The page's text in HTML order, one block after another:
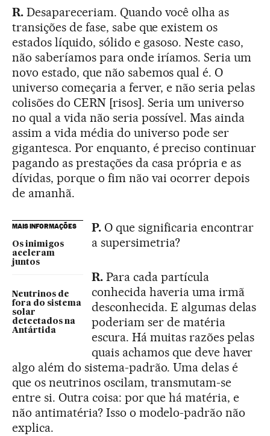
R.Desapareceriam. Quando você olha as
transições de fase, sabe que existem os
estados líquido, sólido e gasoso. Neste caso,
não saberíamos para onde iríamos. Seria um
novo estado, que não sabemos qual é. O
universo começaria a ferver, e não seria pelas
colisões do CERN [risos]. Seria um universo
no qual a vida não seria possível. Mas ainda
assim a vida média do universo pode ser
gigantesca. Por enquanto, é preciso continuar
pagando as prestações da casa própria e as
dívidas, porque o fim não vai ocorrer depois
de amanhã.
MAIS INFORMAÇÕES
Os inimigos
aceleram
juntos
Neutrinos de
fora do sistema
solar
detectados na
Antártida
P.O que significaria encontrar
a supersimetria?
R.Para cada partícula
conhecida haveria uma irmã
desconhecida. E algumas delas
poderiam ser de matéria
escura. Há muitas razões pelas
quais achamos que deve haver
algo além do sistema-padrão. Uma delas é
que os neutrinos oscilam, transmutam-se
entre si. Outra coisa: por que há matéria, e
não antimatéria? Isso o modelo-padrão não
explica.